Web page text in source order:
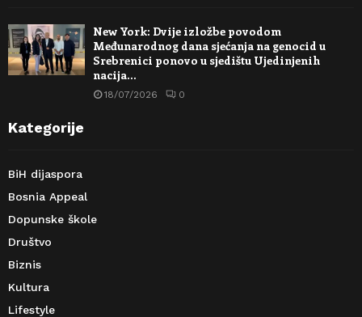
New York: Dvije izložbe povodom
Međunarodnog dana sjećanja na genocid u
Srebrenici ponovo u sjedištu Ujedinjenih
nacija…
18/07/2026 0
Kategorije
BiH dijaspora
Bosnia Appeal
Dopunske škole
Društvo
Biznis
Kultura
Lifestyle